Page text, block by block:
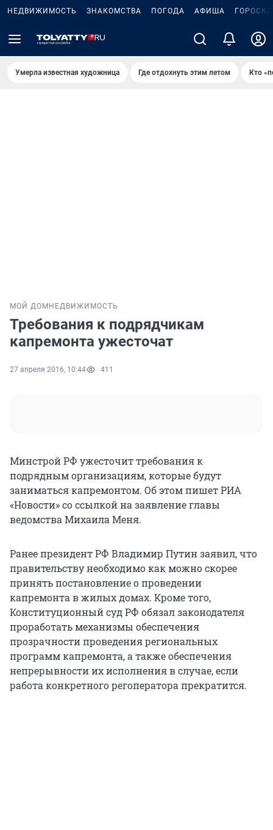
НЕДВИЖИМОСТЬ ЗНАКОМСТВА ПОГОДА АФИША
Умерла известная художница Где отдохнуть этим летом Кто
МОЙ ДОМ НЕДВИЖИМОСТЬ
Требования к подрядчикам
капремонта ужесточат
27 апреля 2016, 10:44 411
Минстрой РФ ужесточит требования к
подрядным организациям, которые будут
заниматься капремонтом. Об этом пишет РИА
«Новости» со ссылкой на заявление главы
ведомства Михаила Меня.
Ранее президент РФ Владимир Путин заявил, что
правительству необходимо как можно скорее
принять постановление о проведении
капремонта в жилых домах. Кроме того,
Конституционный суд РФ обязал законодателя
проработать механизмы обеспечения
прозрачности проведения региональных
программ капремонта, а также обеспечения
непрерывности их исполнения в случае, если
работа конкретного регоператора прекратится.